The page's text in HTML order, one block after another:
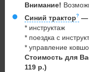
Внимание!
Синий трактор
—
* инструктаж
* поездка с
* управление
Стоимость для
119 р.)